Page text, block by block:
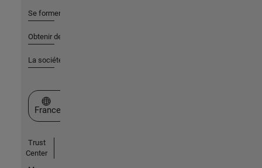
Se former
Obtenir de l'aide
La société
Sélectionner un site web
France
Trust
Center